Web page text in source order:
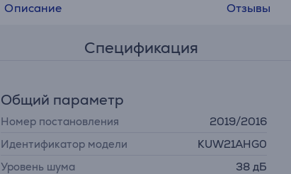
Описание Отзывы
Спецификация
Общий параметр
Номер постановления
2019/2016
Идентификатор модели
KUW21AHG0
Уровень шума
38 дБ